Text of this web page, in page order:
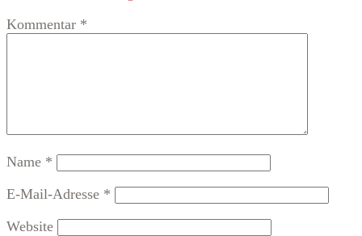
Kommentar *
Name *
E-Mail-Adresse *
Website